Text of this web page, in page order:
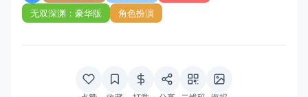
无双深渊：豪华版
角色扮演